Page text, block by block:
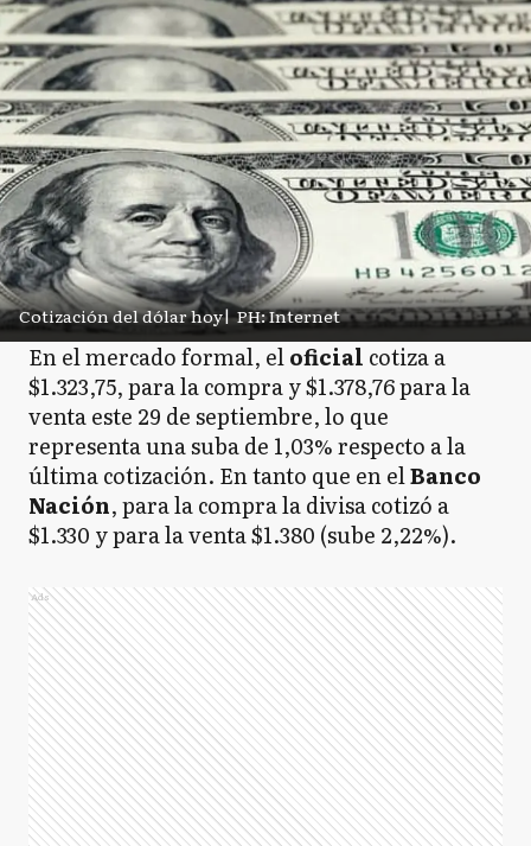
Cotización del dólar hoy| PH: Internet
En el mercado formal, eloficial cotiza a
$1.323,75, para la compra y $1.378,76 para la
venta este 29 de septiembre, lo que
representa una suba de 1,03% respecto a la
última cotización. En tanto que en elBanco
Nación, para la compra la divisa cotizó a
$1.330 y para la venta $1.380 (sube 2,22%).
Ads